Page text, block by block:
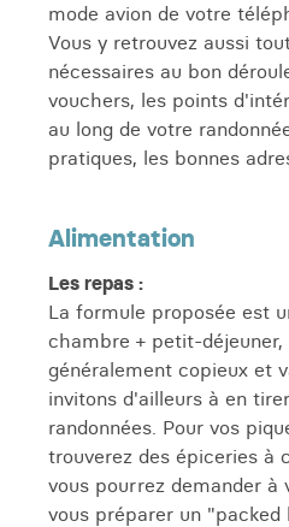
mode avion de votre
Vous y retrouvez aussi
nécessaires au bon
vouchers, les points
au long de votre
pratiques, les bonnes
Alimentation
Les repas :
La formule proposée est
chambre + petit-
généralement copieux et
invitons d'ailleurs à en
randonnées. Pour vos
trouverez des épiceries à
vous pourrez demander à
vous préparer un "packed